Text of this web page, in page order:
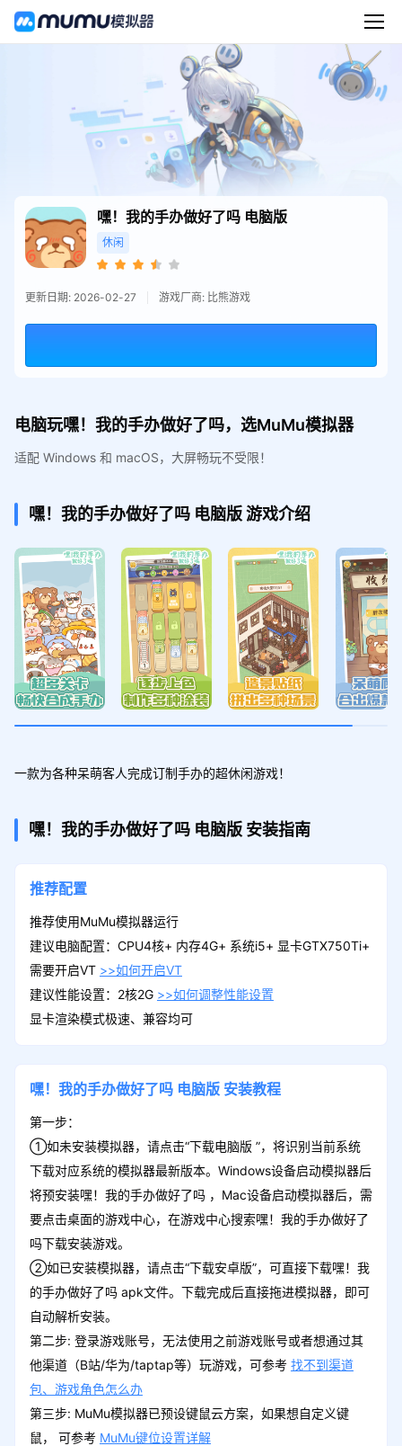
嘿！我的手办做好了吗 电脑版
休闲
更新日期: 2026-02-27 游戏厂商: 比熊游戏
电脑玩嘿！我的手办做好了吗，选MuMu模拟器
适配 Windows 和 macOS，大屏畅玩不受限！
嘿！我的手办做好了吗 电脑版游戏介绍
一款为各种呆萌客人完成订制手办的超休闲游戏！
嘿！我的手办做好了吗 电脑版 安装指南
推荐配置
推荐使用MuMu模拟器运行
建议电脑配置：CPU4核+ 内存4G+ 系统i5+ 显卡GTX750Ti+
需要开启VT >>如何开启VT
建议性能设置：2核2G >>如何调整性能设置
显卡渲染模式极速、兼容均可
嘿！我的手办做好了吗 电脑版 安装教程
第一步：
①如未安装模拟器，请点击“下载电脑版 ”，将识别当前系统
下载对应系统的模拟器最新版本。Windows设备启动模拟器后
将预安装嘿！我的手办做好了吗 ，Mac设备启动模拟器后，需
要点击桌面的游戏中心，在游戏中心搜索嘿！我的手办做好了
吗下载安装游戏。
②如已安装模拟器，请点击“下载安卓版”，可直接下载嘿！我
的手办做好了吗 apk文件。下载完成后直接拖进模拟器，即可
自动解析安装。
第二步: 登录游戏账号，无法使用之前游戏账号或者想通过其
他渠道（B站/华为/taptap等）玩游戏，可参考 找不到渠道
包、游戏角色怎么办
第三步: MuMu模拟器已预设键鼠云方案，如果想自定义键
鼠， 可参考 MuMu键位设置详解